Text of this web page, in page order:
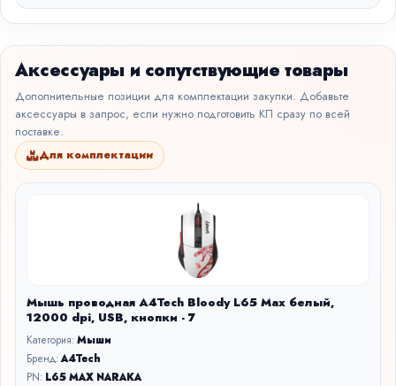
Аксессуары и сопутствующие товары
Дополнительные позиции для комплектации закупки. Добавьте
аксессуары в запрос, если нужно подготовить КП сразу по всей
поставке.
Для комплектации
Мышь проводная A4Tech Bloody L65 Max белый,
12000 dpi, USB, кнопки - 7
Категория:Мыши
Бренд:A4Tech
PN: L65 MAX NARAKA